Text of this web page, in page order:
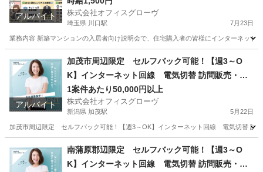
アルバイト 株式会社オフィスグローヴ
埼玉県 川口駅 7月23日
業務内容 新築マンションの入居者向け説明会で、住宅購入者の皆様にインターネッ
川口駅 接客 スタッフ
アルバイト
加茂市周辺限定 セルフバック可能！【週3～O
K】インターネット回線 電気切替 訪問販売・紹
介
1案件あたり50,000円以上
株式会社オフィスグローヴ
新潟県 加茂駅 5月22日
加茂市周辺限定 セルフバック可能！【週3～OK】インターネット回線 電気切替 訪
加茂駅 営業 セルフ
南蒲原郡辺限定 セルフバック可能！【週3～O
K】インターネット回線 電気切替 訪問販売・紹